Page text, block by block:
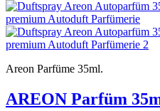
Areon Parfüme 35ml.
AREON Parfüm